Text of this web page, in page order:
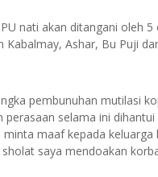
nati akan ditangani oleh 5
Kabalmay, Ashar, Bu Puji
pembunuhan mutilasi
perasaan selama ini
minta maaf kepada
saya mendoakan